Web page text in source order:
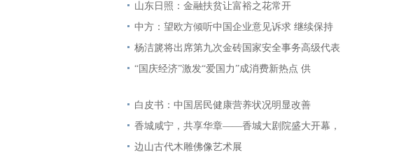
山东日照：金融扶贫让富裕之花常开
中方：望欧方倾听中国企业意见诉求 继续保持
杨洁篪将出席第九次金砖国家安全事务高级代表
“国庆经济”激发“爱国力”成消费新热点 供
白皮书：中国居民健康营养状况明显改善
香城咸宁，共享华章——香城大剧院盛大开幕，
边山古代木雕佛像艺术展